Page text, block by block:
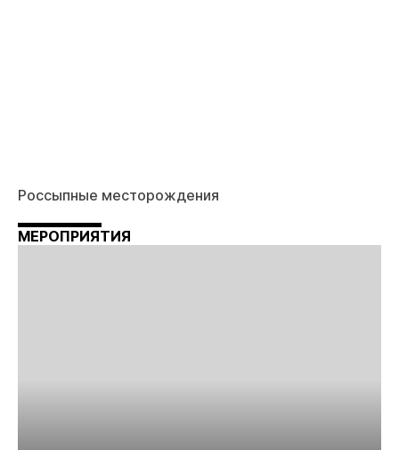
Россыпные месторождения
МЕРОПРИЯТИЯ